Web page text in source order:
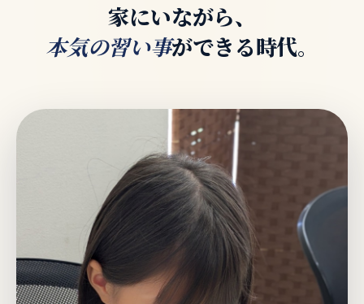
家にいながら、
本気の習い事ができる時代。